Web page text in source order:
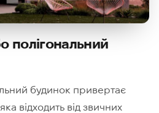
полігональний
будинок привертає
відходить від звичних